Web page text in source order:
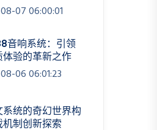
07 06:00:01
音响系统：引领
体验的革新之作
06 06:01:23
系统的奇幻世界构
机制创新探索